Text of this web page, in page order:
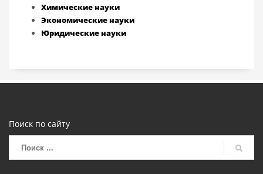
Химические науки
Экономические науки
Юридические науки
Поиск по сайту